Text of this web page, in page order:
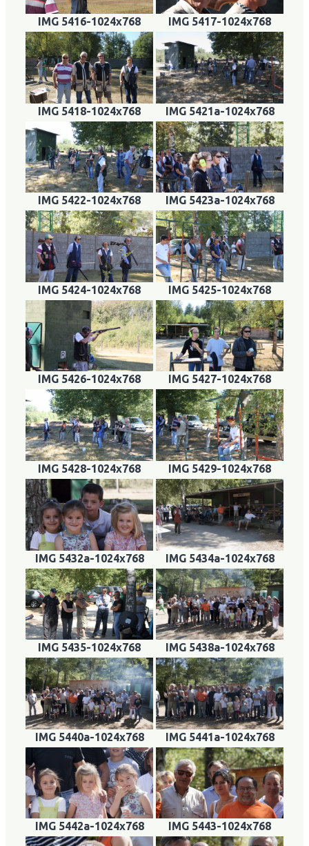
IMG 5416-1024x768 IMG 5417-1024x768
IMG 5418-1024x768 IMG 5421a-1024x768
IMG 5422-1024x768 IMG 5423a-1024x768
IMG 5424-1024x768 IMG 5425-1024x768
IMG 5426-1024x768 IMG 5427-1024x768
IMG 5428-1024x768 IMG 5429-1024x768
IMG 5432a-1024x768 IMG 5434a-1024x768
IMG 5435-1024x768 IMG 5438a-1024x768
IMG 5440a-1024x768 IMG 5441a-1024x768
IMG 5442a-1024x768 IMG 5443-1024x768